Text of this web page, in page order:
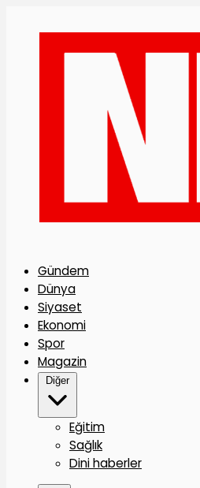
Gündem
Dünya
Siyaset
Ekonomi
Spor
Magazin
Diğer
Eğitim
Sağlık
Dini haberler